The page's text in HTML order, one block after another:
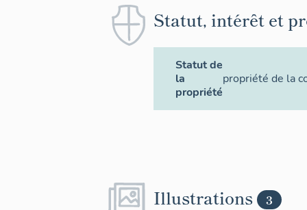
Statut, intérêt et
Statut de
la
propriété
propriété de la
Illustrations 3